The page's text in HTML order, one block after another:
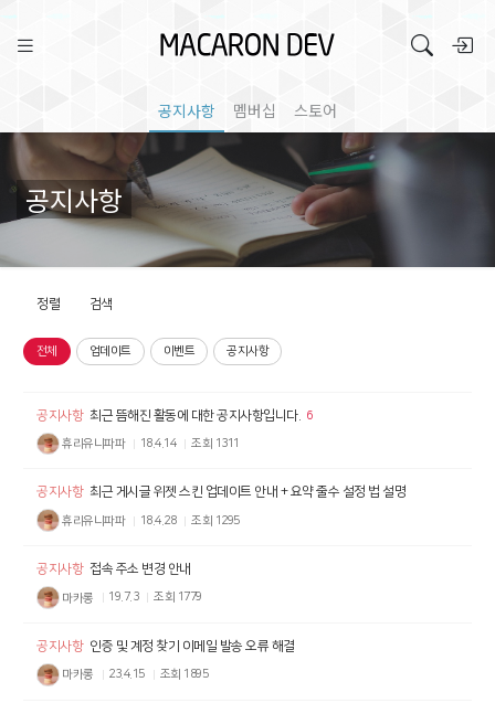
공지사항 멤버십 스토어
공지사항
정렬 검색
전체 업데이트 이벤트 공지사항
공지사항 최근 뜸해진 활동에 대한 공지사항입니다. 6
휴리유니파파 18.4.14 조회 1311
공지사항 최근 게시글 위젯 스킨 업데이트 안내 + 요약 줄수 설정 법 설명
휴리유니파파 18.4.28 조회 1295
공지사항 접속 주소 변경 안내
마카롱 19.7.3 조회 1779
공지사항 인증 및 계정 찾기 이메일 발송 오류 해결
마카롱 23.4.15 조회 1895